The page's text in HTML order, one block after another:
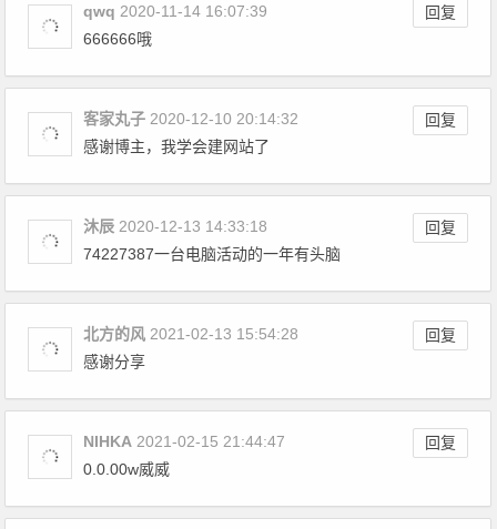
qwq 回复
2020-11-14 16:07:39
666666哦
客家丸子 回复
2020-12-10 20:14:32
感谢博主，我学会建网站了
沐辰 回复
2020-12-13 14:33:18
74227387一台电脑活动的一年有头脑
北方的风 回复
2021-02-13 15:54:28
感谢分享
NIHKA 回复
2021-02-15 21:44:47
0.0.00w威威